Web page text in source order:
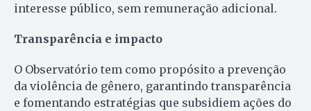
interesse público, sem remuneração adicional.
Transparência e impacto
O Observatório tem como propósito a prevenção
da violência de gênero, garantindo transparência
e fomentando estratégias que subsidiem ações do